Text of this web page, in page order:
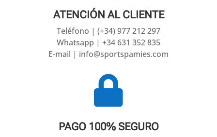
ATENCIÓN AL CLIENTE
Teléfono | (+34) 977 212 297
Whatsapp | +34 631 352 835
E-mail | info@sportspamies.com

PAGO 100% SEGURO